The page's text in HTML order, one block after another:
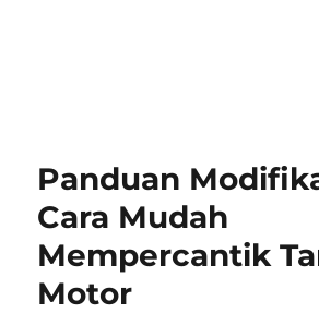
Panduan
Cara Mudah
Mempercantik
Motor